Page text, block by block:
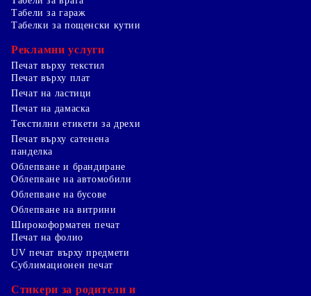
Табели за гараж
Табелки за пощенски кутии
Рекламни услуги
Печат върху текстил
Печат върху плат
Печат на ластици
Печат на дамаска
Текстилни етикети за дрехи
Печат върху сатенена
панделка
Облепване и брандиране
Облепване на автомобили
Облепване на бусове
Облепване на витрини
Широкоформатен печат
Печат на фолио
UV печат върху предмети
Сублимационен печат
Стикери за родители и